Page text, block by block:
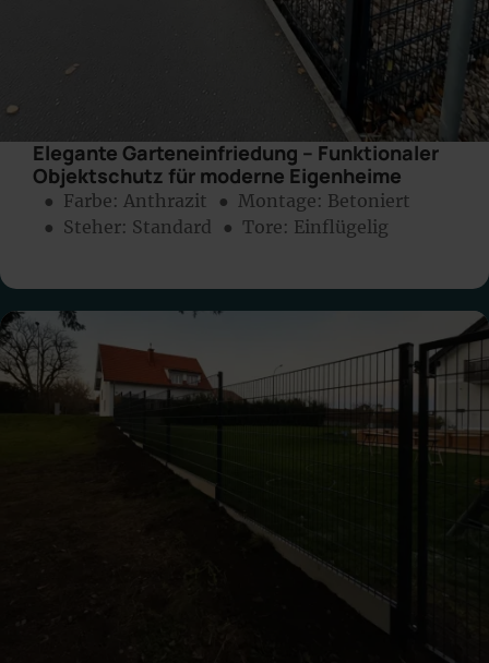
Elegante Garteneinfriedung – Funktionaler
Objektschutz für moderne Eigenheime
● Farbe: Anthrazit ● Montage: Betoniert
● Steher: Standard
● Tore: Einflügelig